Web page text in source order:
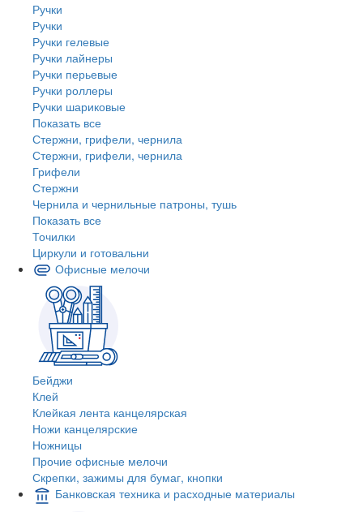
Ручки
Ручки
Ручки гелевые
Ручки лайнеры
Ручки перьевые
Ручки роллеры
Ручки шариковые
Показать все
Стержни, грифели, чернила
Стержни, грифели, чернила
Грифели
Стержни
Чернила и чернильные патроны, тушь
Показать все
Точилки
Циркули и готовальни
Офисные мелочи
Бейджи
Клей
Клейкая лента канцелярская
Ножи канцелярские
Ножницы
Прочие офисные мелочи
Скрепки, зажимы для бумаг, кнопки
Банковская техника и расходные материалы